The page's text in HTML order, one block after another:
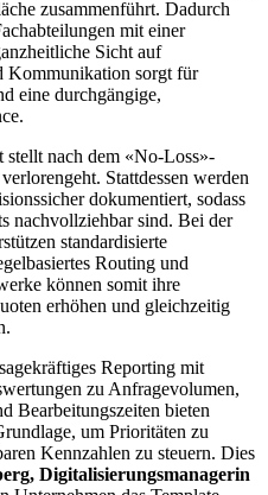
zusammenführt. Dadurch
mit einer
Sicht auf
Kommunikation sorgt für
eine durchgängige,
stellt nach dem «No-Loss»-
Stattdessen werden
dokumentiert, sodass
nachvollziehbar sind. Bei der
standardisierte
Routing und
können somit ihre
erhöhen und gleichzeitig
Reporting mit
zu Anfragevolumen,
Bearbeitungszeiten bieten
um Prioritäten zu
Kennzahlen zu steuern. Dies
Digitalisierungsmanagerin